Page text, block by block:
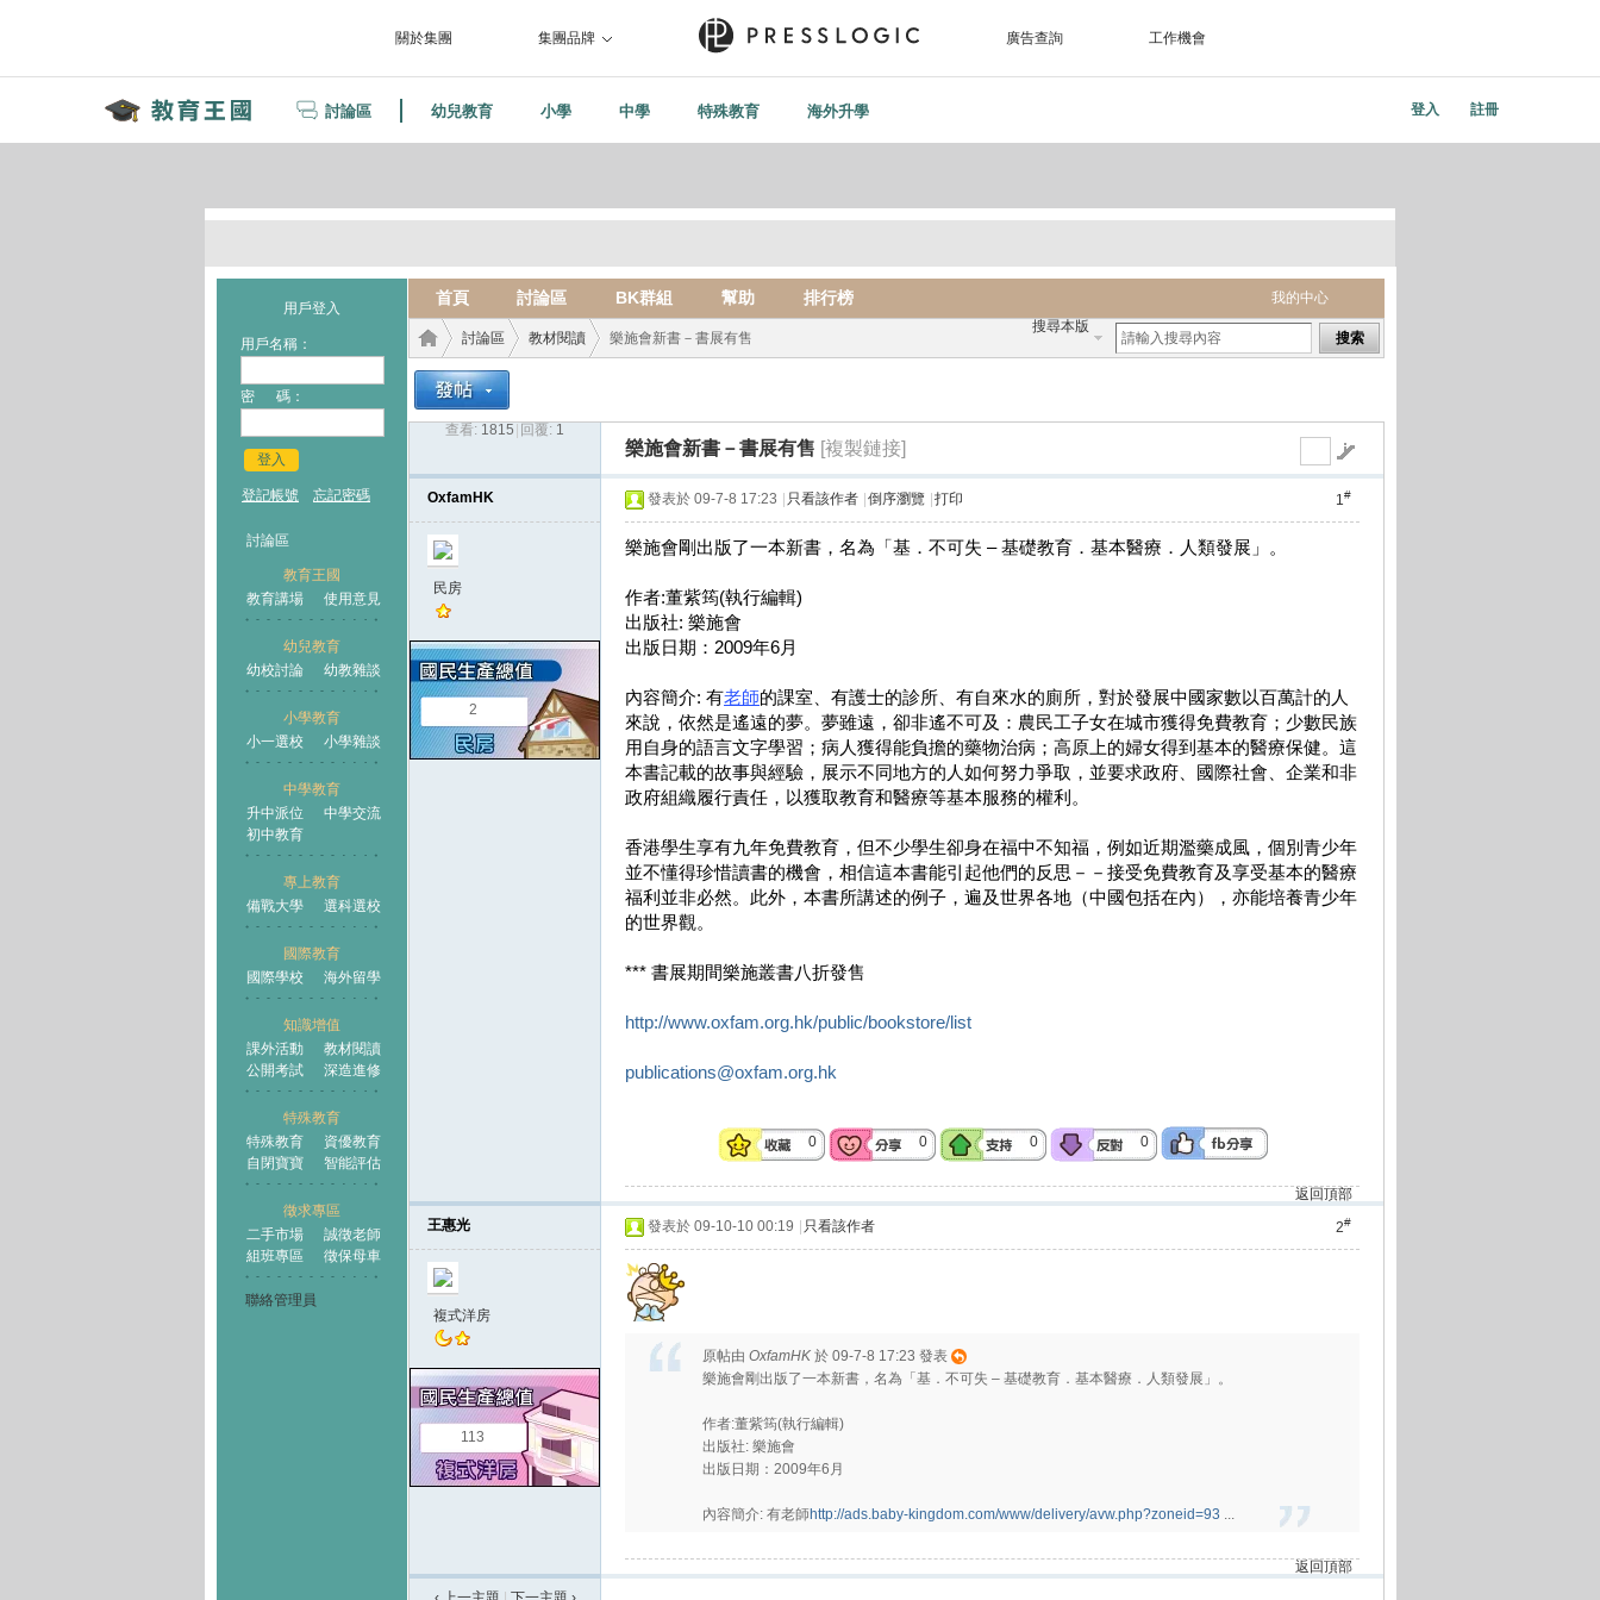
關於集團 集團品牌 廣告查詢 工作機會
討論區 幼兒教育 小學 中學 特殊教育 海外升學 登入 註冊
用戶登入
用戶名稱：
密 碼：
登入
登記帳號 忘記密碼
討論區
教育王國
教育講場
使用意見
幼兒教育
幼校討論
幼教雜談
小學教育
小一選校
小學雜談
中學教育
升中派位
中學交流
初中教育
專上教育
備戰大學
選科選校
國際教育
國際學校
海外留學
知識增值
課外活動
教材閱讀
公開考試
深造進修
特殊教育
特殊教育
資優教育
自閉寶寶
智能評估
徵求專區
二手市場
誠徵老師
組班專區
徵保母車
聯絡管理員
我的中心
首頁 討論區 BK群組 幫助 排行榜
搜尋本版
搜索
王國
討論區
›
教材閱讀 樂施會新書－書展有售
查看: 1815 回覆: 1
樂施會新書－書展有售 [複製鏈接]
OxfamHK
民房
2
1#
發表於 09-7-8 17:23 只看該作者 倒序瀏覽 打印
樂施會剛出版了一本新書，名為「基．不可失 – 基礎教育．基本醫療．人類發展」。
作者:董紫筠(執行編輯)
出版社: 樂施會
出版日期：2009年6月
內容簡介: 有老師的課室、有護士的診所、有自來水的廁所，對於發展中國家數以百萬計的人
來說，依然是遙遠的夢。夢雖遠，卻非遙不可及：農民工子女在城市獲得免費教育；少數民族
用自身的語言文字學習；病人獲得能負擔的藥物治病；高原上的婦女得到基本的醫療保健。這
本書記載的故事與經驗，展示不同地方的人如何努力爭取，並要求政府、國際社會、企業和非
政府組織履行責任，以獲取教育和醫療等基本服務的權利。
香港學生享有九年免費教育，但不少學生卻身在福中不知福，例如近期濫藥成風，個別青少年
並不懂得珍惜讀書的機會，相信這本書能引起他們的反思－－接受免費教育及享受基本的醫療
福利並非必然。此外，本書所講述的例子，遍及世界各地（中國包括在內），亦能培養青少年
的世界觀。
*** 書展期間樂施叢書八折發售
http://www.oxfam.org.hk/public/bookstore/list
publications@oxfam.org.hk
0 0 0 0
返回頂部
王惠光
複式洋房
113
2#
發表於 09-10-10 00:19 只看該作者
原帖由 OxfamHK 於 09-7-8 17:23 發表
樂施會剛出版了一本新書，名為「基．不可失 – 基礎教育．基本醫療．人類發展」。
作者:董紫筠(執行編輯)
出版社: 樂施會
出版日期：2009年6月
內容簡介: 有老師http://ads.baby-kingdom.com/www/delivery/avw.php?zoneid=93 ...
返回頂部